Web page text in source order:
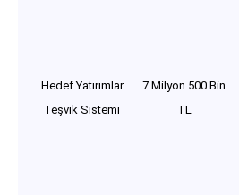
Hedef Yatırımlar
Teşvik Sistemi
7 Milyon 500 Bin
TL